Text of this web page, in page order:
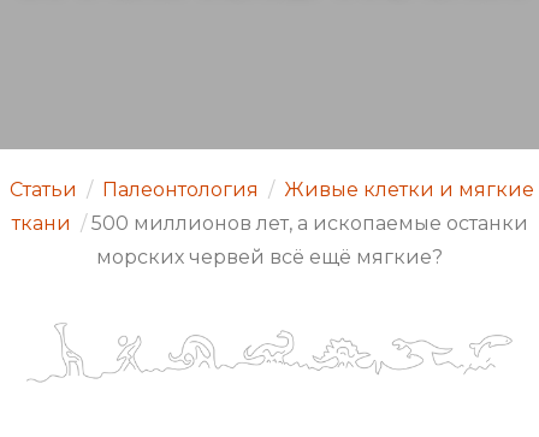
Статьи / Палеонтология / Живые клетки и мягкие
ткани / 500 миллионов лет, а ископаемые останки
морских червей всё ещё мягкие?